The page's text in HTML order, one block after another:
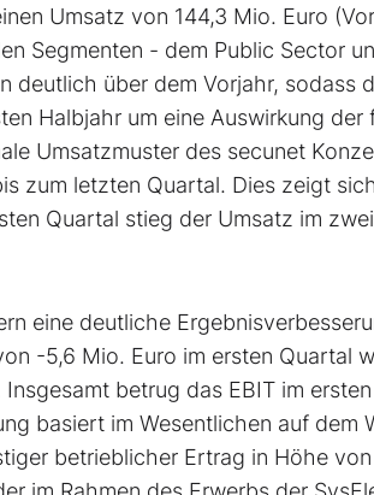
Umsatz von 144,3 Mio. Euro
Segmenten - dem Public Sector
deutlich über dem Vorjahr, sodass
Halbjahr um eine Auswirkung der
Umsatzmuster des secunet
zum letzten Quartal. Dies zeigt
Quartal stieg der Umsatz im
eine deutliche
-5,6 Mio. Euro im ersten Quartal
betrug das EBIT im
basiert im Wesentlichen auf dem
betrieblicher Ertrag in Höhe